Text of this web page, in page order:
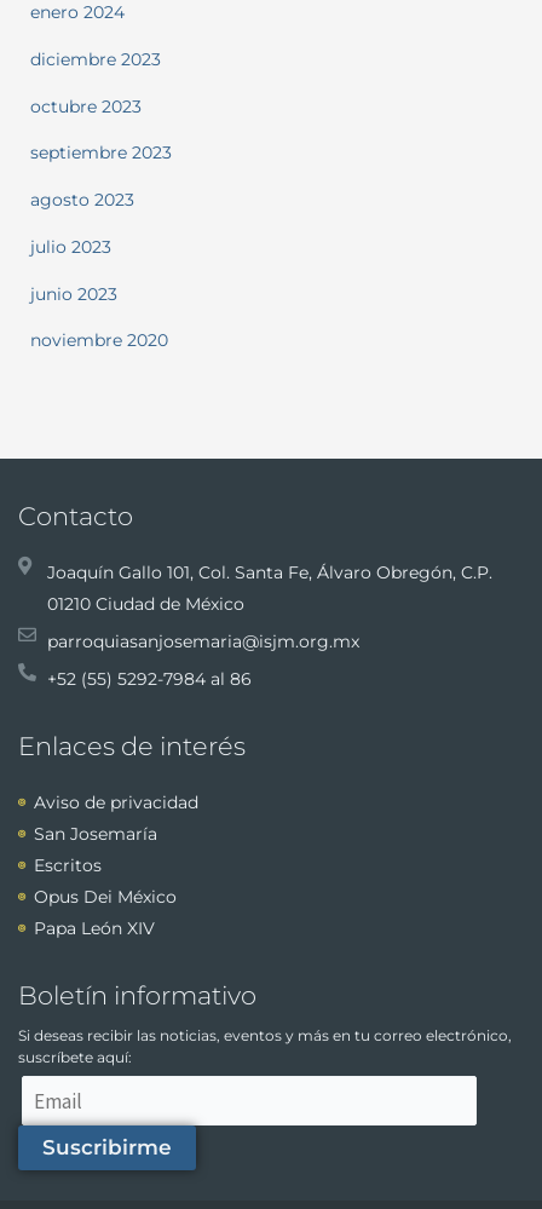
enero 2024
diciembre 2023
octubre 2023
septiembre 2023
agosto 2023
julio 2023
junio 2023
noviembre 2020
Contacto
Joaquín Gallo 101, Col. Santa Fe, Álvaro Obregón, C.P.
01210 Ciudad de México
parroquiasanjosemaria@isjm.org.mx
+52 (55) 5292-7984 al 86
Enlaces de interés
Aviso de privacidad
San Josemaría
Escritos
Opus Dei México
Papa León XIV
Boletín informativo
Si deseas recibir las noticias, eventos y más en tu correo electrónico,
suscríbete aquí:
Suscribirme